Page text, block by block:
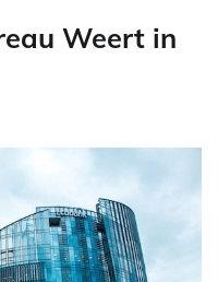
Weert in